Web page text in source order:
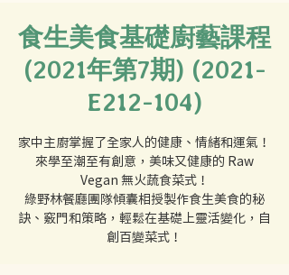
食生美食基礎廚藝課程
(2021年第7期) (2021-
E212-104)
家中主廚掌握了全家人的健康、情緒和運氣！
來學至潮至有創意，美味又健康的 Raw
Vegan 無火蔬食菜式！
綠野林餐廳團隊傾囊相授製作食生美食的秘
訣、竅門和策略，輕鬆在基礎上靈活變化，自
創百變菜式！